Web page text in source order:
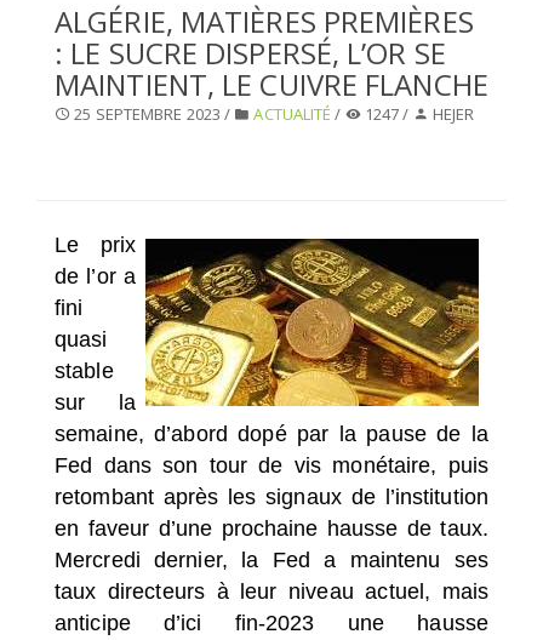
SÉLECTIONNEZ UN DOSSIER
SELECTIONNEZ UNE SECTION
ALGÉRIE, MATIÈRES PREMIÈRES
: LE SUCRE DISPERSÉ, L’OR SE
MAINTIENT, LE CUIVRE FLANCHE
25 SEPTEMBRE 2023 / ACTUALITÉ / 1247 / HEJER
Le prix
de l’or a
fini
quasi
stable
sur la
semaine, d’abord dopé par la pause de la
Fed dans son tour de vis monétaire, puis
retombant après les signaux de l’institution
en faveur d’une prochaine hausse de taux.
Mercredi dernier, la Fed a maintenu ses
taux directeurs à leur niveau actuel, mais
anticipe d’ici fin-2023 une hausse